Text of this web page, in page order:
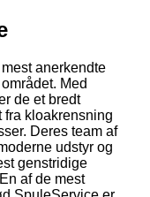
anerkendte
Med
de et bredt
kloakrensning
Deres team af
udstyr og
genstridige
af de mest